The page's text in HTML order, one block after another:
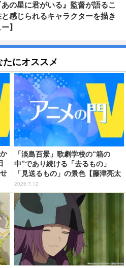
の星に君がいる』監督が語るこ
感じられるキャラクターを描き
】
たにオススメ
「淡島百景」歌劇学校の“箱の
中”であり続ける「去るもの」
「見送るもの」の景色【藤津亮太
のアニメの門V 132回】
2026.7.12